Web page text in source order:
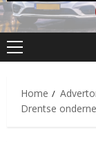
Primair
Home
Drentse